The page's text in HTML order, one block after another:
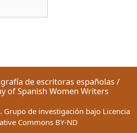
de escritoras españolas /
of Spanish Women Writers
Grupo de investigación bajo Licencia
Commons BY-ND